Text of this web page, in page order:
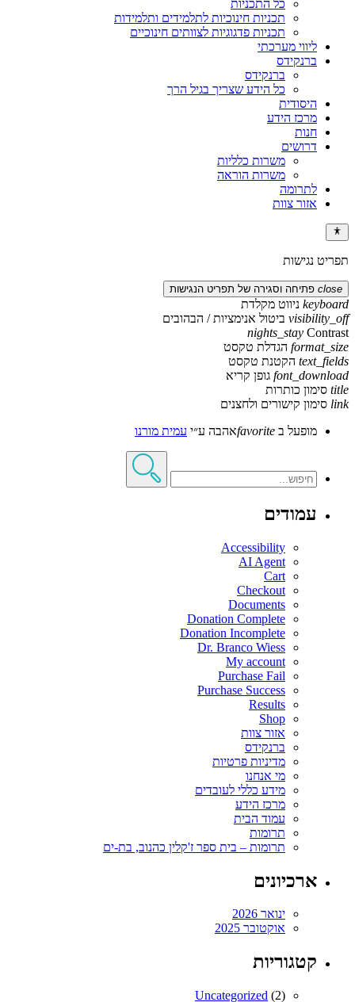
כל התכניות
תכניות חינוכיות לתלמידים ותלמידות
תכניות פדגוגיות לצוותים חינוכיים
ליווי מערכתי
ברנקידס
ברנקידס
כל הידע שצריך בגיל הרך
היסודית
מרכז הידע
חנות
דרושים
משרות כלליות
משרות הוראה
לתרומה
אזור צוות
תפריט נגישות
close פתיחה וסגירה של תפריט הנגישות
keyboard ניווט מקלדת
visibility_off ביטול אנימציות / הבהובים
nights_stay Contrast
format_size הגדלת טקסט
text_fields הקטנת טקסט
font_download גופן קריא
title סימון כותרות
link סימון קישורים ולחצנים
מופעל ב favoriteאהבה ע״י עמית מורנו
עמודים
Accessibility
AI Agent
Cart
Checkout
Documents
Donation Complete
Donation Incomplete
Dr. Branco Wiess
My account
Purchase Fail
Purchase Success
Results
Shop
אזור צוות
ברנקידס
מדיניות פרטיות
מי אנחנו
מידע כללי לעובדים
מרכז הידע
עמוד הבית
תרומות
תרומות – בית ספר ז'קלין כהנוב, בת-ים
ארכיונים
ינואר 2026
אוקטובר 2025
קטגוריות
Uncategorized (2)